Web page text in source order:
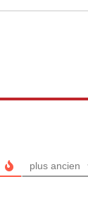
plus ancien